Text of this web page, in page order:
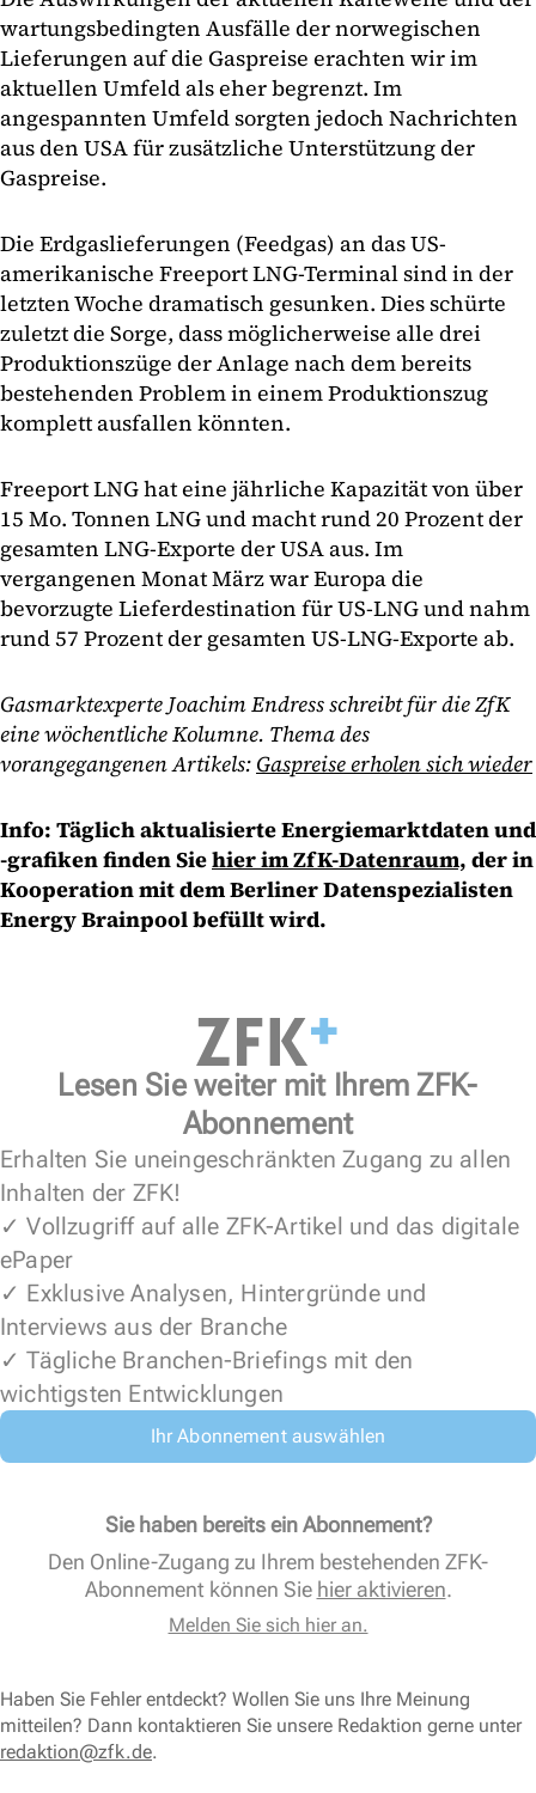
wartungsbedingten Ausfälle der norwegischen
Lieferungen auf die Gaspreise erachten wir im
aktuellen Umfeld als eher begrenzt. Im
angespannten Umfeld sorgten jedoch Nachrichten
aus den USA für zusätzliche Unterstützung der
Gaspreise.
Die Erdgaslieferungen (Feedgas) an das US-
amerikanische Freeport LNG-Terminal sind in der
letzten Woche dramatisch gesunken. Dies schürte
zuletzt die Sorge, dass möglicherweise alle drei
Produktionszüge der Anlage nach dem bereits
bestehenden Problem in einem Produktionszug
komplett ausfallen könnten.
Freeport LNG hat eine jährliche Kapazität von über
15 Mo. Tonnen LNG und macht rund 20 Prozent der
gesamten LNG-Exporte der USA aus. Im
vergangenen Monat März war Europa die
bevorzugte Lieferdestination für US-LNG und nahm
rund 57 Prozent der gesamten US-LNG-Exporte ab.
Gasmarktexperte Joachim Endress schreibt für die ZfK
eine wöchentliche Kolumne. Thema des
vorangegangenen Artikels: Gaspreise erholen sich wieder
Info: Täglich aktualisierte Energiemarktdaten und
-grafiken finden Siehier im ZfK-Datenraum, der in
Kooperation mit dem Berliner Datenspezialisten
Energy Brainpool befüllt wird.
Lesen Sie weiter mit Ihrem ZFK-
Abonnement
Erhalten Sie uneingeschränkten Zugang zu allen
Inhalten der ZFK!
✓ Vollzugriff auf alle ZFK-Artikel und das digitale
ePaper
✓ Exklusive Analysen, Hintergründe und
Interviews aus der Branche
✓ Tägliche Branchen-Briefings mit den
wichtigsten Entwicklungen
Ihr Abonnement auswählen
Sie haben bereits ein Abonnement?
Den Online-Zugang zu Ihrem bestehenden ZFK-
Abonnement können Sie hier aktivieren.
Melden Sie sich hier an.
Haben Sie Fehler entdeckt? Wollen Sie uns Ihre Meinung
mitteilen? Dann kontaktieren Sie unsere Redaktion gerne unter
redaktion@zfk.de.